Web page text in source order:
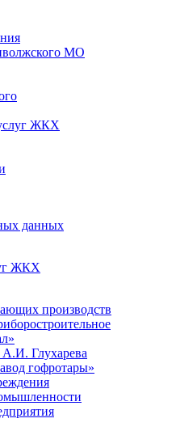
МО
ЖКХ
данных
производств
Глухарева
гофротары»